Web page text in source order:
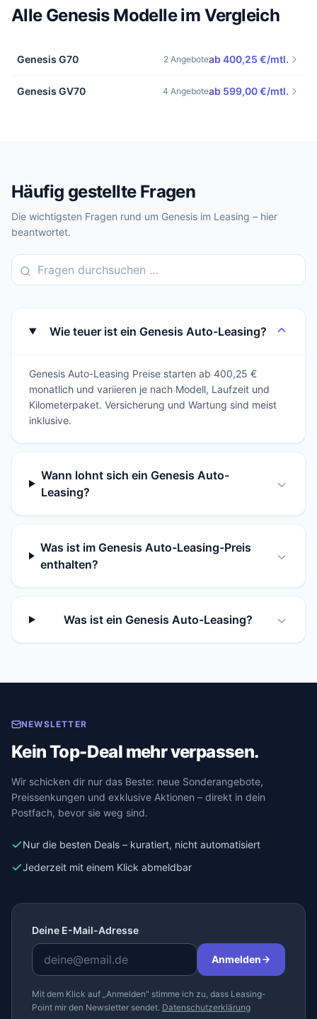
Alle Genesis Modelle im Vergleich
Genesis G70 2 Angeboteab 400,25 €/mtl.
Genesis GV70 4 Angeboteab 599,00 €/mtl.
Häufig gestellte Fragen
Die wichtigsten Fragen rund um Genesis im Leasing – hier
beantwortet.
Wie teuer ist ein Genesis Auto-Leasing?
Genesis Auto-Leasing Preise starten ab 400,25 €
monatlich und variieren je nach Modell, Laufzeit und
Kilometerpaket. Versicherung und Wartung sind meist
inklusive.
Wann lohnt sich ein Genesis Auto-
Leasing?
Was ist im Genesis Auto-Leasing-Preis
enthalten?
Was ist ein Genesis Auto-Leasing?
NEWSLETTER
Kein Top-Deal mehr verpassen.
Wir schicken dir nur das Beste: neue Sonderangebote,
Preissenkungen und exklusive Aktionen – direkt in dein
Postfach, bevor sie weg sind.
Nur die besten Deals – kuratiert, nicht automatisiert
Jederzeit mit einem Klick abmeldbar
Deine E-Mail-Adresse
Anmelden
Mit dem Klick auf „Anmelden" stimme ich zu, dass Leasing-
Point mir den Newsletter sendet. Datenschutzerklärung